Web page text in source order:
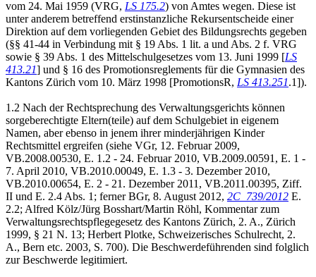
vom 24. Mai 1959 (VRG, LS 175.2) von Amtes wegen. Diese ist
unter anderem betreffend erstinstanzliche Rekursentscheide einer
Direktion auf dem vorliegenden Gebiet des Bildungsrechts gegeben
(§§ 41-44 in Verbindung mit § 19 Abs. 1 lit. a und Abs. 2 f. VRG
sowie § 39 Abs. 1 des Mittelschulgesetzes vom 13. Juni 1999 [LS
413.21] und § 16 des Promotionsreglements für die Gymnasien des
Kantons Zürich vom 10. März 1998 [PromotionsR, LS 413.251.1]).
1.2 Nach der Rechtsprechung des Verwaltungsgerichts können
sorgeberechtigte Eltern(teile) auf dem Schulgebiet in eigenem
Namen, aber ebenso in jenem ihrer minderjährigen Kinder
Rechtsmittel ergreifen (siehe VGr, 12. Februar 2009,
VB.2008.00530, E. 1.2 - 24. Februar 2010, VB.2009.00591, E. 1 -
7. April 2010, VB.2010.00049, E. 1.3 - 3. Dezember 2010,
VB.2010.00654, E. 2 - 21. Dezember 2011, VB.2011.00395, Ziff.
II und E. 2.4 Abs. 1; ferner BGr, 8. August 2012, 2C_739/2012 E.
2.2; Alfred Kölz/Jürg Bosshart/Martin Röhl, Kommentar zum
Verwaltungsrechtspflegegesetz des Kantons Zürich, 2. A., Zürich
1999, § 21 N. 13; Herbert Plotke, Schweizerisches Schulrecht, 2.
A., Bern etc. 2003, S. 700). Die Beschwerdeführenden sind folglich
zur Beschwerde legitimiert.